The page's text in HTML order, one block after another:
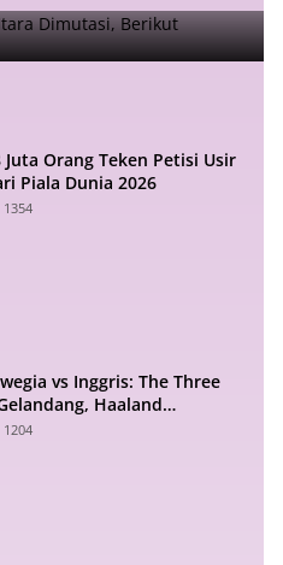
Juta Orang Teken Petisi Usir
Piala Dunia 2026
1354
vs Inggris: The Three
Haaland
1204